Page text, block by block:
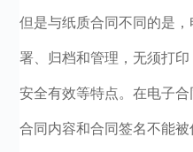
但是与纸质合同不同的是
署、归档和管理，无须打印
安全有效等特点。在电子合
合同内容和合同签名不能